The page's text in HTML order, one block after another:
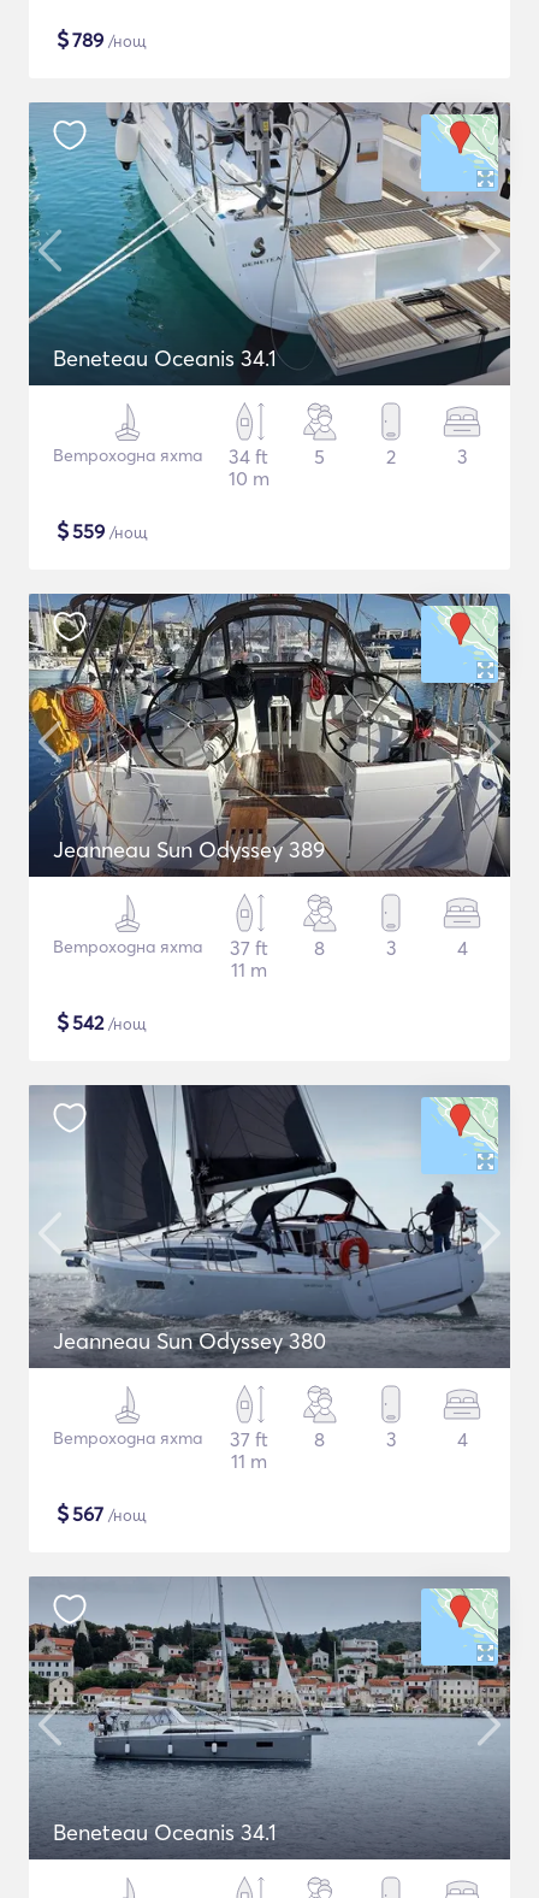
$789 /нощ
Beneteau Oceanis 34.1
Ветроходна яхта
34 ft
10 m
5 2 3
$559 /нощ
Jeanneau Sun Odyssey 389
Ветроходна яхта
37 ft
11 m
8 3 4
$542/нощ
Jeanneau Sun Odyssey 380
Ветроходна яхта
37 ft
11 m
8 3 4
$567 /нощ
Beneteau Oceanis 34.1